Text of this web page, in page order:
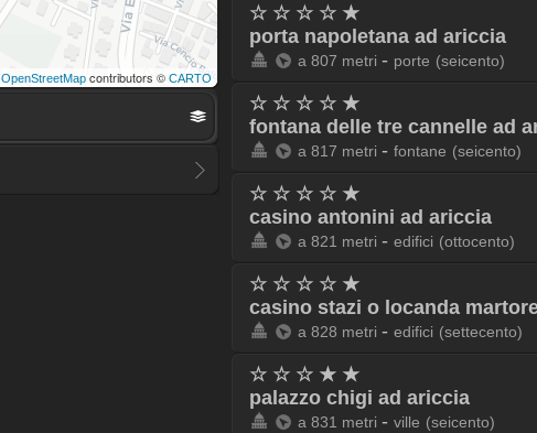
OpenStreetMap contributors © CARTO
☆ ☆ ☆ ☆ ★
porta napoletana ad ariccia
a 807 metri - porte (seicento)
☆ ☆ ☆ ☆ ★
fontana delle tre cannelle ad
a 817 metri - fontane (seicento)
☆ ☆ ☆ ☆ ★
casino antonini ad ariccia
a 821 metri - edifici (ottocento)
☆ ☆ ☆ ☆ ★
casino stazi o locanda
a 828 metri - edifici (settecento)
☆ ☆ ☆ ★ ★
palazzo chigi ad ariccia
a 831 metri - ville (seicento)